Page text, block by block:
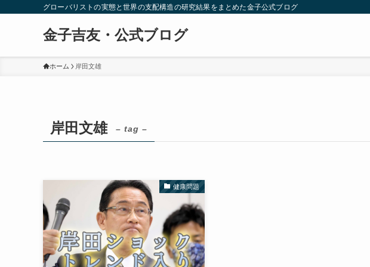
グローバリストの実態と世界の支配構造の研究結果をまとめた金子公式ブログ
金子吉友・公式ブログ
ホーム 岸田文雄
岸田文雄 – tag –
健康問題